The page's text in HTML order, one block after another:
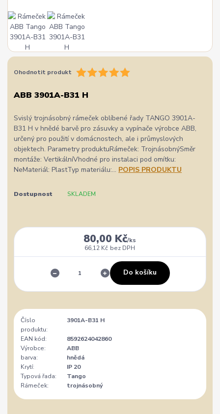
Ohodnotit produkt
ABB 3901A-B31 H
Svislý trojnásobný rámeček oblíbené řady TANGO 3901A-
B31 H v hnědé barvě pro zásuvky a vypínače výrobce ABB,
určený pro použití v domácnostech, ale i průmyslových
objektech. Parametry produktuRámeček: TrojnásobnýSměr
montáže: VertikálníVhodné pro instalaci pod omítku:
NeMateriál: PlastTyp materiálu:... POPIS PRODUKTU
Dostupnost SKLADEM
80,00 Kč/ks
66,12 Kč bez DPH
Do košíku
Číslo
produktu:
3901A-B31 H
EAN kód:
8592624042860
Výrobce:
ABB
barva:
hnědá
Krytí:
IP 20
Typová řada:
Tango
Rámeček:
trojnásobný